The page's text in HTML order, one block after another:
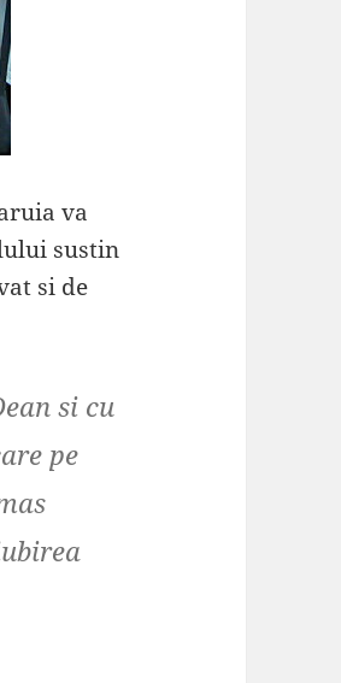
va
sustin
si de
si cu
pe